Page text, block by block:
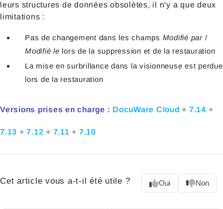
leurs structures de données obsolètes, il n'y a que deux
limitations :
Pas de changement dans les champs Modifié par/
Modifié le lors de la suppression et de la restauration
La mise en surbrillance dans la visionneuse est perdue
lors de la restauration
Versions prises en charge : DocuWare Cloud+ 7.14 +
7.13 +7.12 + 7.11+ 7.10
Cet article vous a-t-il été utile ? Oui Non